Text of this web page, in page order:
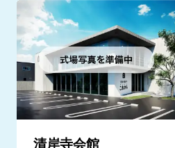
清岸寺会館